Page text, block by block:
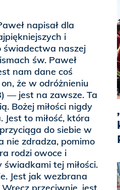
napisał dla
i
świadectwa naszej
św. Paweł
nam dane coś
że w odróżnieniu
— jest na zawsze. Ta
Bożej miłości nigdy
to miłość, która
do siebie w
nie zdradza, pomimo
rodzi owoce i
tej miłości.
Jest jak wezbrana